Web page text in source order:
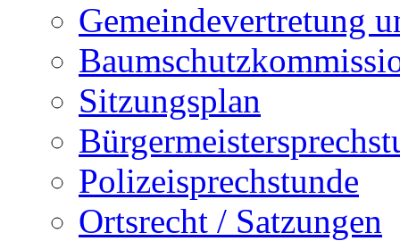
Gemeindevertretung
Sitzungsplan
Polizeisprechstunde
Ortsrecht / Satzungen